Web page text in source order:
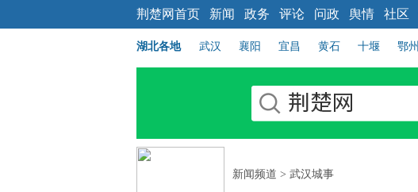
荆楚网首页 新闻 政务 评论 问政 舆情 社区
湖北各地 武汉 襄阳 宜昌 黄石 十堰 鄂州
新闻频道 > 武汉城事